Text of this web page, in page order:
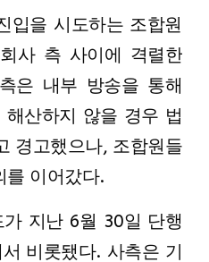
입을 시도하는 조합원
사 측 사이에 격렬한
은 내부 방송을 통해
산하지 않을 경우 법
경고했으나, 조합원들
를 이어갔다.
지난 6월 30일 단행
비롯됐다. 사측은 기